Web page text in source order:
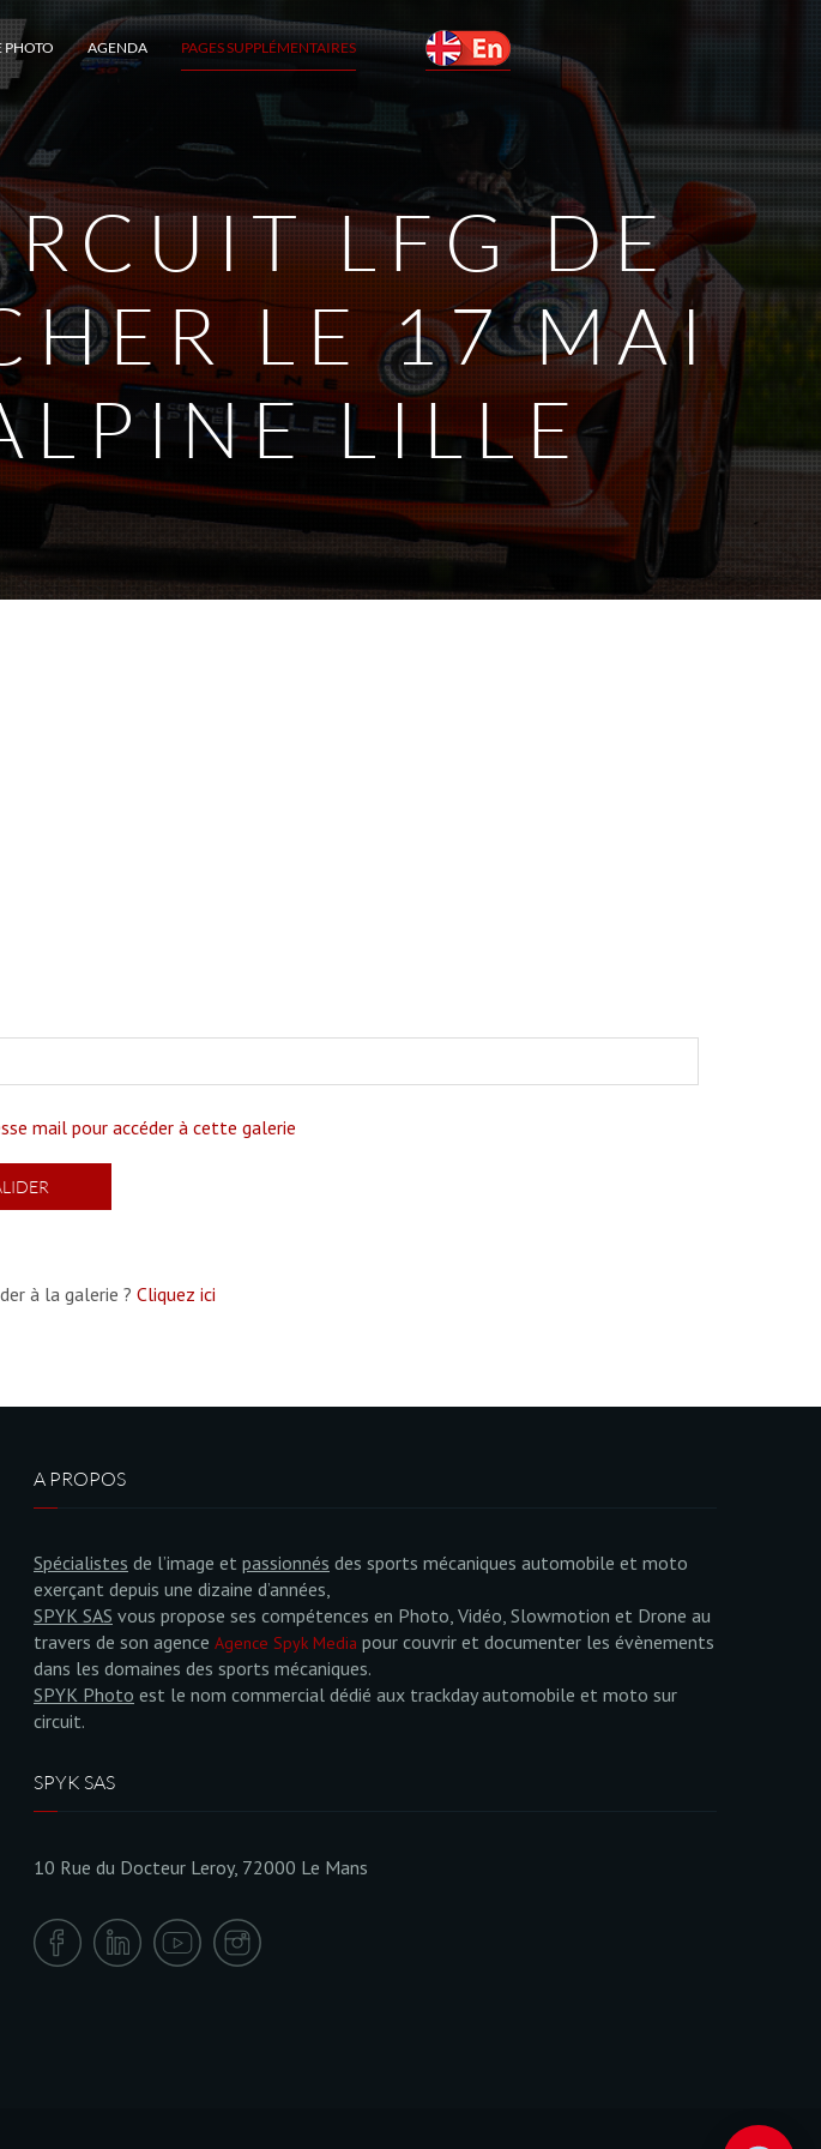
PHOTO AGENDA PAGES SUPPLÉMENTAIRES
LFG DE
LE 17 MAI
LILLE
mail pour accéder à cette galerie
à la galerie ? Cliquez ici
A PROPOS
Spécialistes de l’image et passionnés des sports mécaniques automobile et moto
exerçant depuis une dizaine d’années,
SPYK SAS vous propose ses compétences en Photo, Vidéo, Slowmotion et Drone au
travers de son agence Agence Spyk Media pour couvrir et documenter les évènements
dans les domaines des sports mécaniques.
SPYK Photo est le nom commercial dédié aux trackday automobile et moto sur
circuit.
SPYK SAS
10 Rue du Docteur Leroy, 72000 Le Mans